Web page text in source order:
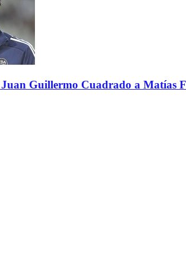
Guillermo Cuadrado a Matías